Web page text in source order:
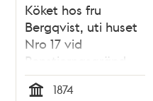
Köket hos fru
Bergqvist, uti huset
Nro 17 vid
Renstjernasgränd,
Qvarteret Kransen
1874